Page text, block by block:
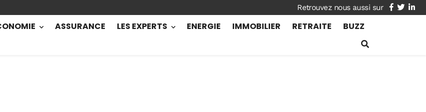
facebook
twitter
ASSURANCE LES EXPERTS ENERGIE IMMOBILIER RETRAITE BUZZ